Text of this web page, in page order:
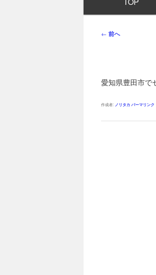
ン
投
ゲ
シ
← 前へ
愛知県豊田市で
作成者: ノリタカ パーマリンク